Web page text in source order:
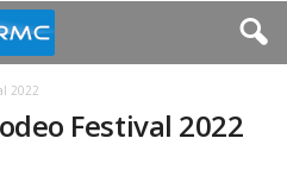
2022
Festival 2022